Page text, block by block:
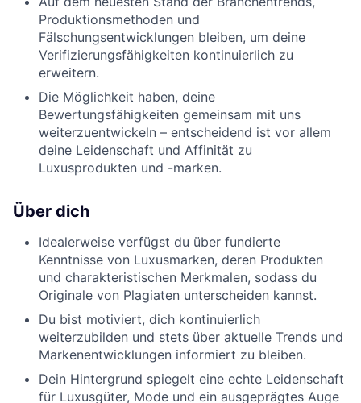
Produktionsmethoden und
Fälschungsentwicklungen bleiben, um deine
Verifizierungsfähigkeiten kontinuierlich zu
erweitern.
Die Möglichkeit haben, deine
Bewertungsfähigkeiten gemeinsam mit uns
weiterzuentwickeln – entscheidend ist vor allem
deine Leidenschaft und Affinität zu
Luxusprodukten und -marken.
Über dich
Idealerweise verfügst du über fundierte
Kenntnisse von Luxusmarken, deren Produkten
und charakteristischen Merkmalen, sodass du
Originale von Plagiaten unterscheiden kannst.
Du bist motiviert, dich kontinuierlich
weiterzubilden und stets über aktuelle Trends und
Markenentwicklungen informiert zu bleiben.
Dein Hintergrund spiegelt eine echte Leidenschaft
für Luxusgüter, Mode und ein ausgeprägtes Auge